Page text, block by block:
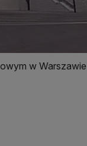
w Warszawie